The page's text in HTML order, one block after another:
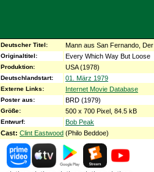
Deutscher Titel: Mann aus San Fernando, Der
Originaltitel: Every Which Way But Loose
Produktion: USA (1978)
Deutschlandstart: 01. März 1979
Externe Links: Internet Movie Database
Poster aus: BRD (1979)
Größe: 500 x 700 Pixel, 84.5 kB
Entwurf:
Bob Peak
Cast: Clint Eastwood (Philo Beddoe)